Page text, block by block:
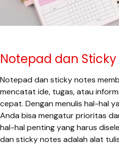
Notepad dan Sticky
Notepad dan sticky notes
mencatat ide, tugas, atau
cepat. Dengan menulis hal-hal
Anda bisa mengatur prioritas
hal-hal penting yang harus
dan sticky notes adalah alat